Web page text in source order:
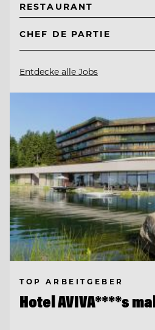
RESTAURANT
CHEF DE PARTIE
Entdecke alle Jobs
TOP ARBEITGEBER
Hotel AVIVA****s